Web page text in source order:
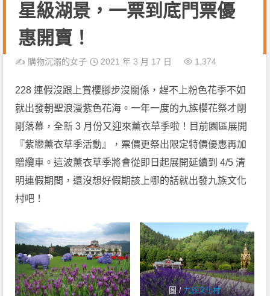
星級湖景，一票到底門票優
惠開賣！
✍️ 購物沉溺的女子 2021 年 3 月 17 日 1,374
228 連假沒跟上賞櫻腳步沒關係，趕不上粉色花季不如
就出發朝聖浪漫紫色花海。一年一度的九族櫻花祭才剛
剛落幕，全新 3 月份又迎來薰衣草季啦！目前園區展開
『紫戀薰衣草季活動』，票價更祭出限定特價優惠再加
贈纜車。這波薰衣草季將會從即日起展開延續到 4/5 清
明連假期間，還沒想好假期該上哪的話就出發九族文化
村吧！
圖 /九族文化村